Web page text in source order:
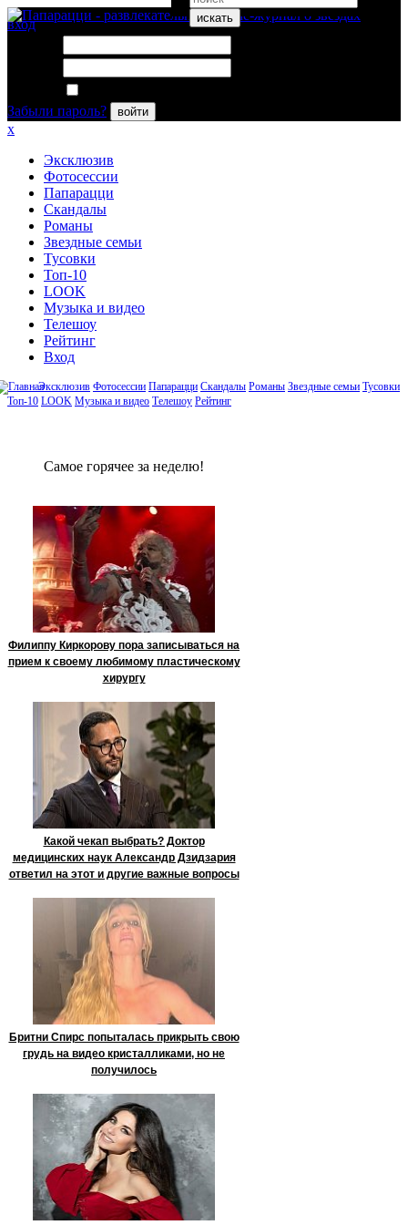
искать
вход
Забыли пароль?
войти
x
Эксклюзив
Фотосессии
Папарацци
Скандалы
Романы
Звездные семьи
Тусовки
Топ-10
LOOK
Музыка и видео
Телешоу
Рейтинг
Вход
Эксклюзив Фотосессии Папарацци Скандалы Романы Звездные семьи Тусовки
Топ-10 LOOK Музыка и видео Телешоу Рейтинг
Сaмое гoрячее за неделю!
Филиппу Киркорову пора записываться на
прием к своему любимому пластическому
хирургу
Какой чекап выбрать? Доктор
медицинских наук Александр Дзидзария
ответил на этот и другие важные вопросы
Бритни Спирс попыталась прикрыть свою
грудь на видео кристалликами, но не
получилось